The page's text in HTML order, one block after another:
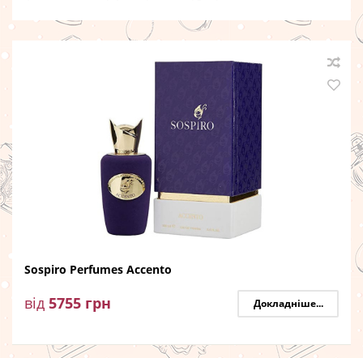
Sospiro Perfumes Accento
від 5755 грн Докладніше...